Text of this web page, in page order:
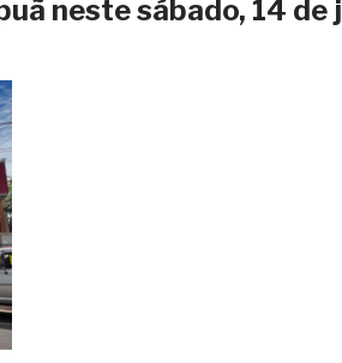
neste sábado, 14 de